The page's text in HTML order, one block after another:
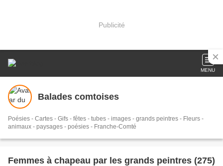
Publicité
MENU
Balades comtoises
Poésies - Cartes - Gifs - fêtes - tubes - images - grands peintres - Fleurs -
animaux - paysages - poésies - Franche-Comté
Femmes à chapeau par les grands peintres (275)